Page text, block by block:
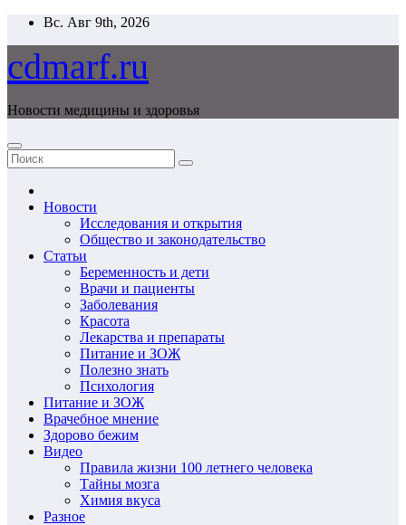
Перейти
содержимому
Вс. Авг 9th, 2026
cdmarf.ru
Новости медицины и здоровья
Новости
Исследования и открытия
Общество и законодательство
Статьи
Беременность и дети
Врачи и пациенты
Заболевания
Красота
Лекарства и препараты
Питание и ЗОЖ
Полезно знать
Психология
Питание и ЗОЖ
Врачебное мнение
Здорово бежим
Видео
Правила жизни 100 летнего человека
Тайны мозга
Химия вкуса
Разное